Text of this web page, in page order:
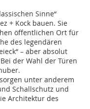
Sinne“
+ Kock bauen. Sie
öffentlichen Ort für
des legendären
– aber absolut
der Wahl der Türen
unter anderem
Schallschutz und
Architektur des